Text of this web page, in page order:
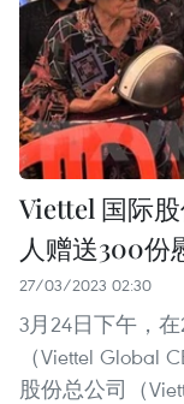
Viettel 国际
人赠送300份
27/03/2023 02:30
3月24日下午，
（Viettel Global
股份总公司（